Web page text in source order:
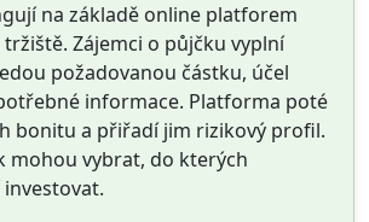
na základě online platforem
Zájemci o půjčku vyplní
požadovanou částku, účel
informace. Platforma poté
bonitu a přiřadí jim rizikový profil.
mohou vybrat, do kterých